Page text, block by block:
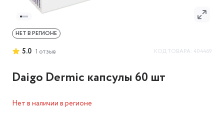
5.0 1 отзыв КОД ТОВАРА: 404469
Daigo Dermic капсулы 60 шт
НЕТ В РЕГИОНЕ
Нет в наличии в регионе